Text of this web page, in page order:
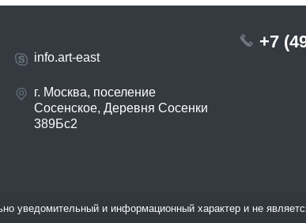
info.art-east
г. Москва, поселение
Сосенское, Деревня Сосенки
389Бс2
+7
уведомительный и информационный характер и не